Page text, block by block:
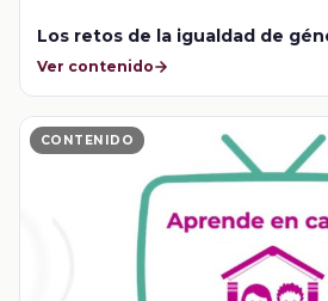
Los retos de la igualdad de
Ver contenido
CONTENIDO